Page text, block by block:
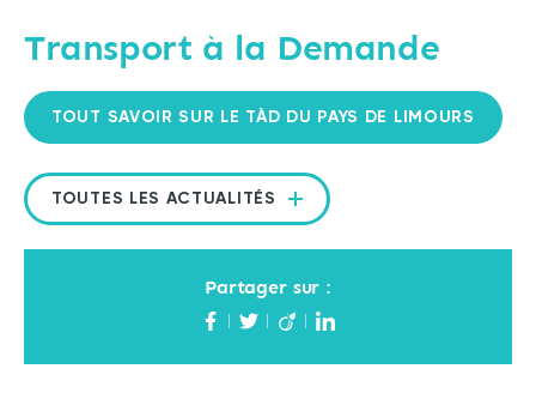
Transport à la Demande
TOUT SAVOIR SUR LE TÀD DU PAYS DE LIMOURS
TOUTES LES ACTUALITÉS
Partager sur :